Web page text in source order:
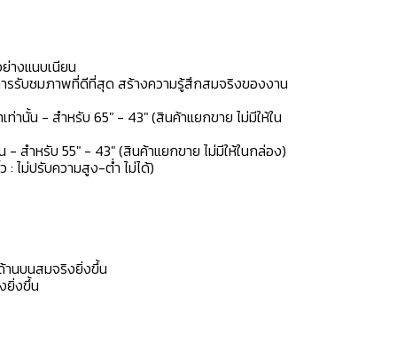
างแนบเนียน
รรับชมภาพที่ดีที่สุด สร้างความรู้สึกสมจริงของงาน
นั้น - สำหรับ 65" - 43" (สินค้าแยกขาย ไม่มีให้ใน
สำหรับ 55" - 43" (สินค้าแยกขาย ไม่มีให้ในกล่อง)
ไม่ปรับความสูง-ต่ำ ไม่ได้)
านบนสมจริงยิ่งขึ้น
ยิ่งขึ้น